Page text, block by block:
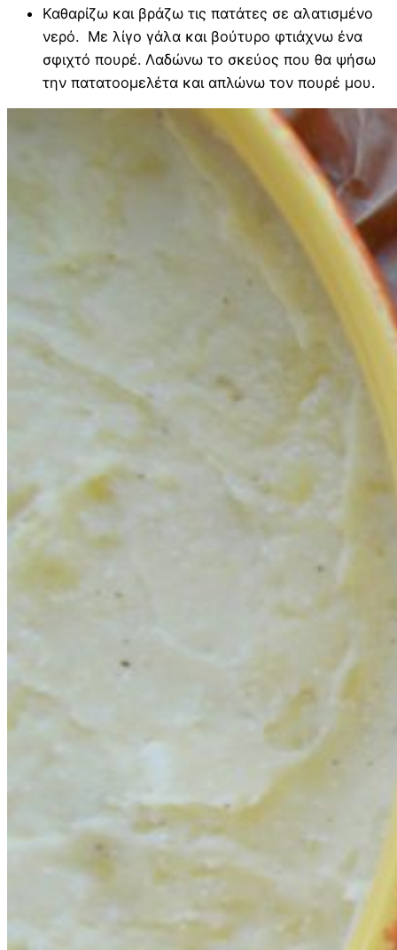
Καθαρίζω και βράζω τις πατάτες σε αλατισμένο
νερό. Με λίγο γάλα και βούτυρο φτιάχνω ένα
σφιχτό πουρέ. Λαδώνω το σκεύος που θα ψήσω
την πατατοομελέτα και απλώνω τον πουρέ μου.